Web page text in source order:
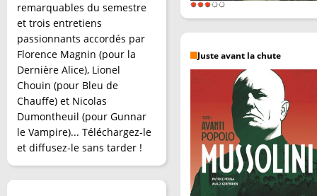
remarquables du semestre
et trois entretiens
passionnants accordés par
Florence Magnin (pour la
Dernière Alice), Lionel
Chouin (pour Bleu de
Chauffe) et Nicolas
Dumontheuil (pour Gunnar
le Vampire)... Téléchargez-le
et diffusez-le sans tarder !
Juste avant la chute